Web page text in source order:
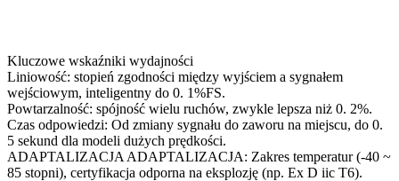
Kluczowe wskaźniki wydajności
Liniowość: stopień zgodności między wyjściem a sygnałem
wejściowym, inteligentny do 0. 1%FS.
Powtarzalność: spójność wielu ruchów, zwykle lepsza niż 0. 2%.
Czas odpowiedzi: Od zmiany sygnału do zaworu na miejscu, do 0.
5 sekund dla modeli dużych prędkości.
ADAPTALIZACJA ADAPTALIZACJA: Zakres temperatur (-40 ~
85 stopni), certyfikacja odporna na eksplozję (np. Ex D iic T6).